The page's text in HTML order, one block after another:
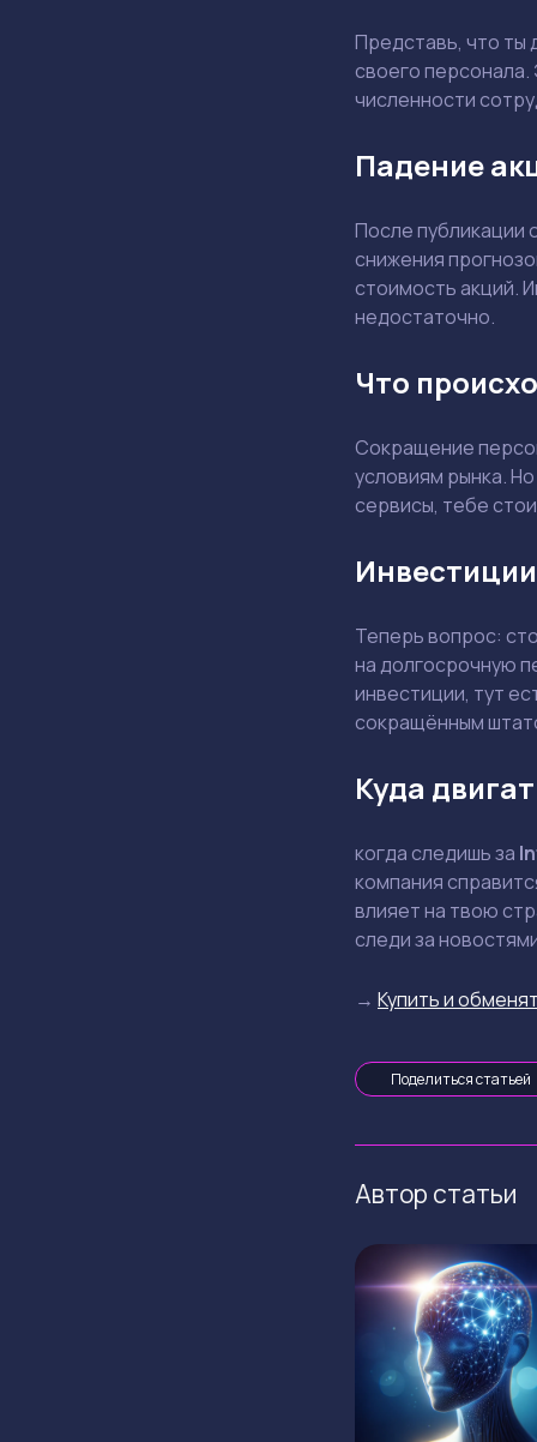
Представь, что ты
своего
численности
Падение
После публикации
снижения
стоимость акций.
недостаточно.
Что
Сокращение
условиям рынка.
сервисы, тебе
Теперь вопрос:
на долгосрочную
инвестиции, тут
сокращённым
Куда
когда следишь за
компания
влияет на твою
следи за
→ Купить и
Поделиться статьей
Автор статьи